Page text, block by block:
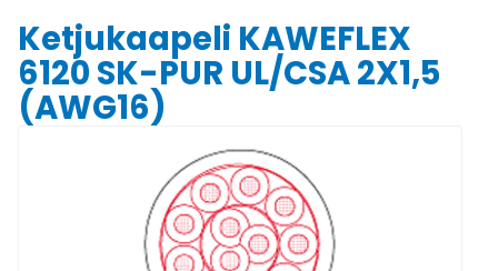
Ketjukaapeli KAWEFLEX
6120 SK-PUR UL/CSA 2X1,5
(AWG16)